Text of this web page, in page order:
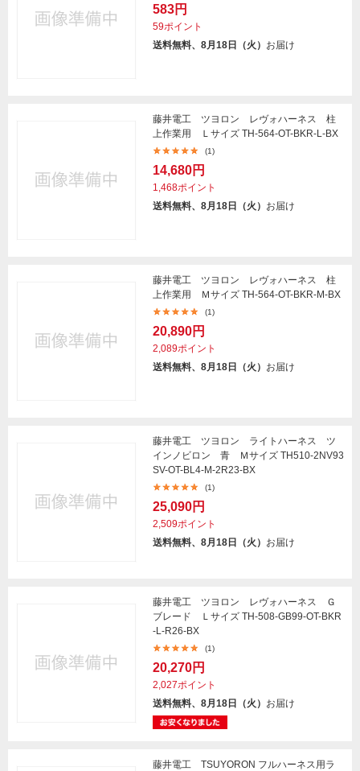
583円
59ポイント
送料無料、8月18日（火） お届け
藤井電工 ツヨロン レヴォハーネス 柱
上作業用 Ｌサイズ TH-564-OT-BKR-L-BX
(1)
14,680円
1,468ポイント
送料無料、8月18日（火） お届け
藤井電工 ツヨロン レヴォハーネス 柱
上作業用 Ｍサイズ TH-564-OT-BKR-M-BX
(1)
20,890円
2,089ポイント
送料無料、8月18日（火） お届け
藤井電工 ツヨロン ライトハーネス ツ
インノビロン 青 Ｍサイズ TH510-2NV93
SV-OT-BL4-M-2R23-BX
(1)
25,090円
2,509ポイント
送料無料、8月18日（火） お届け
藤井電工 ツヨロン レヴォハーネス Ｇ
ブレード Ｌサイズ TH-508-GB99-OT-BKR
-L-R26-BX
(1)
20,270円
2,027ポイント
送料無料、8月18日（火） お届け
藤井電工 TSUYORON フルハーネス用ラ